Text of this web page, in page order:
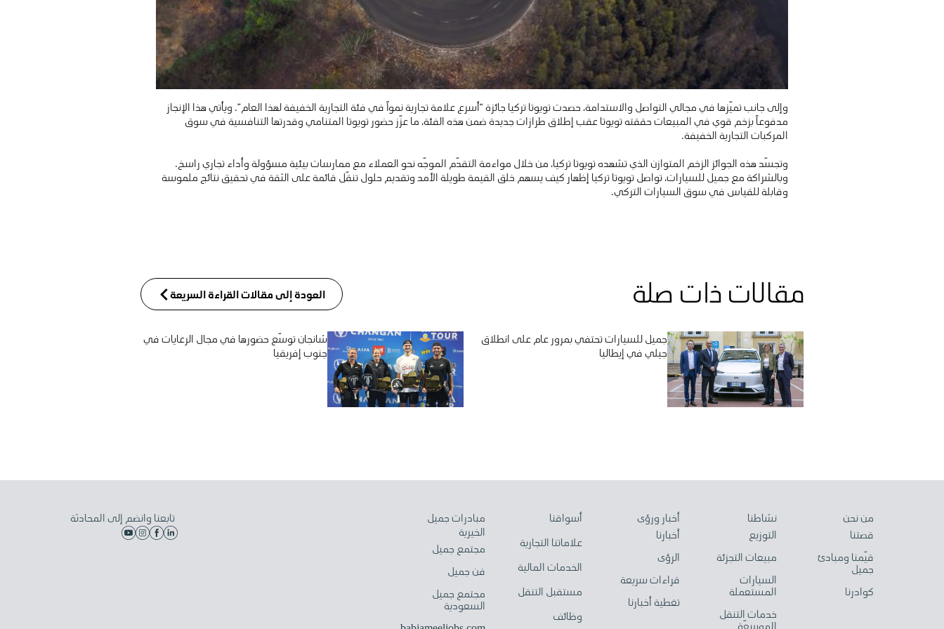
وإلى جانب تميّزها في مجالي التواصل والاستدامة، حصدت تويوتا تركيا جائزة “أسرع علامة تجارية نمواً في فئة التجارية الخفيفة لهذا العام”. ويأتي هذا الإنجاز
مدفوعاً بزخم قوي في المبيعات حققته تويوتا عقب إطلاق طرازات جديدة ضمن هذه الفئة، ما عزّز حضور تويوتا المتنامي وقدرتها التنافسية في سوق
المركبات التجارية الخفيفة.
وتجسّد هذه الجوائز الزخم المتوازن الذي تشهده تويوتا تركيا، من خلال مواءمة التقدّم الموجّه نحو العملاء مع ممارسات بيئية مسؤولة وأداء تجاري راسخ.
وبالشراكة مع جميل للسيارات، تواصل تويوتا تركيا إظهار كيف يسهم خلق القيمة طويلة الأمد وتقديم حلول تنقّل قائمة على الثقة في تحقيق نتائج ملموسة
وقابلة للقياس في سوق السيارات التركي.
مقالات ذات صلة العودة إلى مقالات القراءة السريعة
جميل للسيارات تحتفي بمرور عام على انطلاق
جيلي في إيطاليا
شانجان توسّع حضورها في مجال الرعايات في
جنوب إفريقيا
من نحن
قصتنا
قيّمنا ومبادئ
جميل
كوادرنا
نشاطنا
التوزيع
مبيعات التجزئة
السيارات
المستعملة
خدمات التنقل
الموسعّة
أخبار ورؤى
أخبارنا
الرؤى
قراءات سريعة
تغطية أخبارنا
أسواقنا
علاماتنا التجارية
الخدمات المالية
مستقبل التنقل
وظائف
مبادرات جميل
الخيرية
مجتمع جميل
فن جميل
مجتمع جميل
السعودية
تابعنا وانضم إلى المحادثة